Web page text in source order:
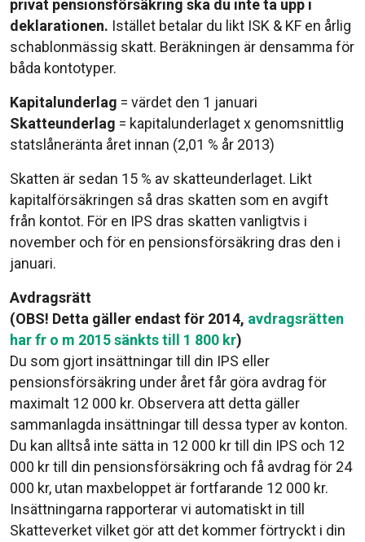
privat pensionsförsäkring ska du inte ta upp i
deklarationen. Istället betalar du likt ISK & KF en årlig
schablonmässig skatt. Beräkningen är densamma för
båda kontotyper.
Kapitalunderlag = värdet den 1 januari
Skatteunderlag = kapitalunderlaget x genomsnittlig
statslåneränta året innan (2,01 % år 2013)
Skatten är sedan 15 % av skatteunderlaget. Likt
kapitalförsäkringen så dras skatten som en avgift
från kontot. För en IPS dras skatten vanligtvis i
november och för en pensionsförsäkring dras den i
januari.
Avdragsrätt
(OBS! Detta gäller endast för 2014, avdragsrätten
har fr o m 2015 sänkts till 1 800 kr)
Du som gjort insättningar till din IPS eller
pensionsförsäkring under året får göra avdrag för
maximalt 12 000 kr. Observera att detta gäller
sammanlagda insättningar till dessa typer av konton.
Du kan alltså inte sätta in 12 000 kr till din IPS och 12
000 kr till din pensionsförsäkring och få avdrag för 24
000 kr, utan maxbeloppet är fortfarande 12 000 kr.
Insättningarna rapporterar vi automatiskt in till
Skatteverket vilket gör att det kommer förtryckt i din